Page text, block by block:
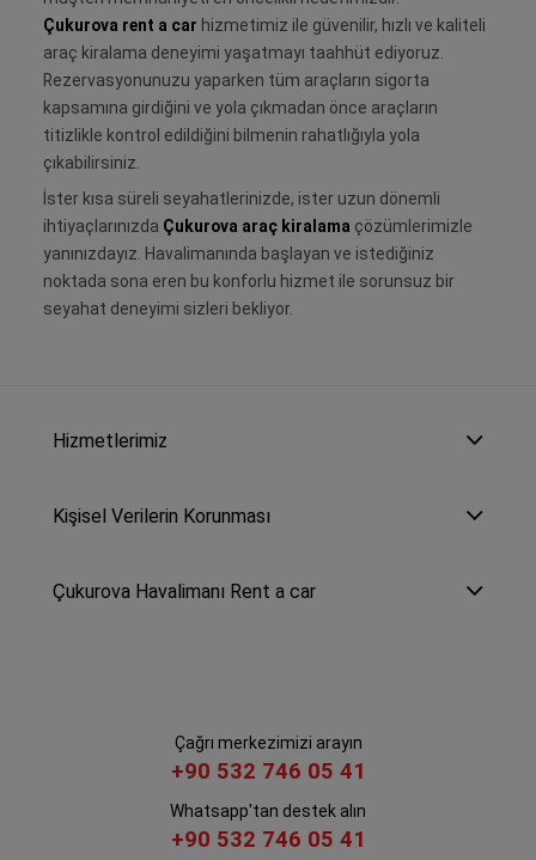
Çukurova rent a car hizmetimiz ile güvenilir, hızlı ve kaliteli
araç kiralama deneyimi yaşatmayı taahhüt ediyoruz.
Rezervasyonunuzu yaparken tüm araçların sigorta
kapsamına girdiğini ve yola çıkmadan önce araçların
titizlikle kontrol edildiğini bilmenin rahatlığıyla yola
çıkabilirsiniz.
İster kısa süreli seyahatlerinizde, ister uzun dönemli
ihtiyaçlarınızda Çukurova araç kiralama çözümlerimizle
yanınızdayız. Havalimanında başlayan ve istediğiniz
noktada sona eren bu konforlu hizmet ile sorunsuz bir
seyahat deneyimi sizleri bekliyor.
Hizmetlerimiz
Kişisel Verilerin Korunması
Çukurova Havalimanı Rent a car
Çağrı merkezimizi arayın
+90 532 746 05 41
Whatsapp'tan destek alın
+90 532 746 05 41